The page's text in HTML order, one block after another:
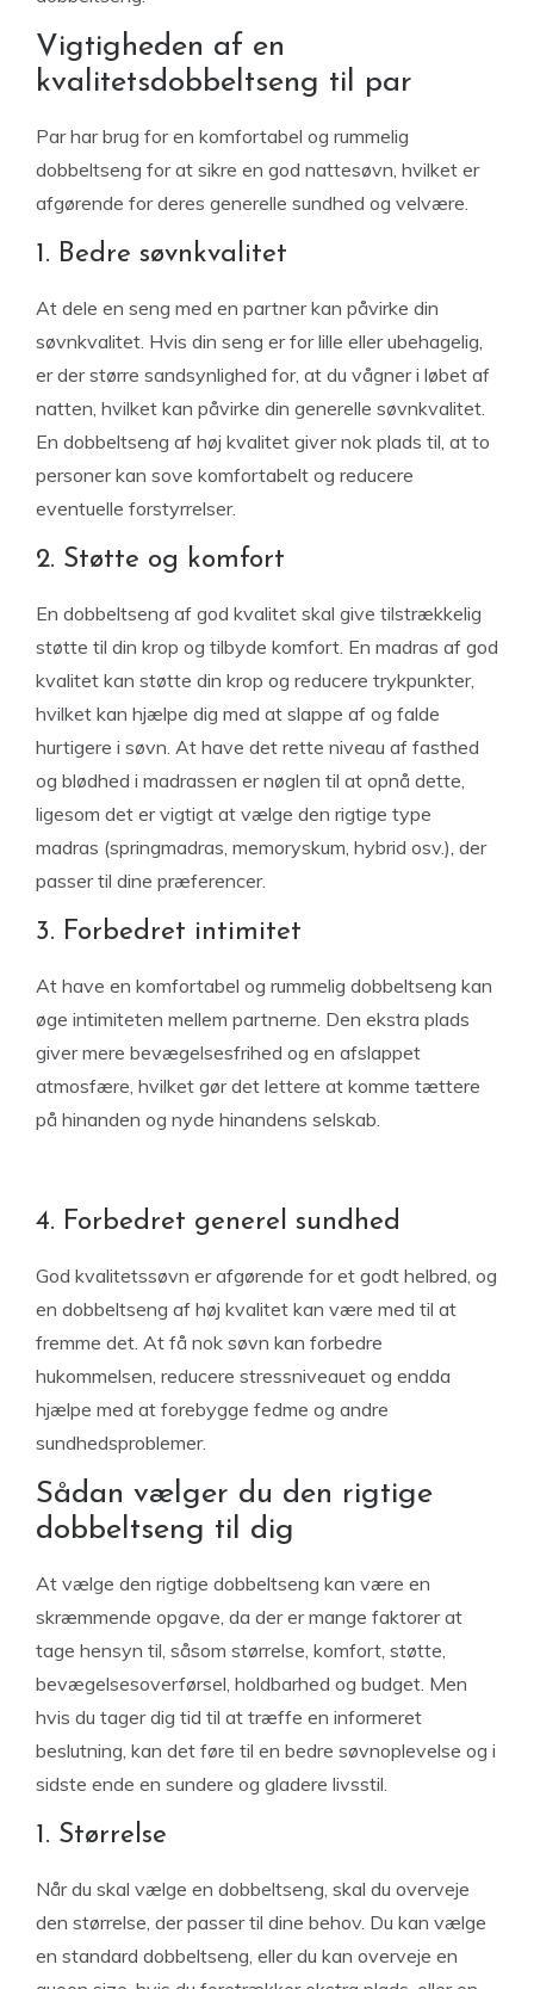
Vigtigheden af en
kvalitetsdobbeltseng til par
Par har brug for en komfortabel og rummelig
dobbeltseng for at sikre en god nattesøvn, hvilket er
afgørende for deres generelle sundhed og velvære.
1. Bedre søvnkvalitet
At dele en seng med en partner kan påvirke din
søvnkvalitet. Hvis din seng er for lille eller ubehagelig,
er der større sandsynlighed for, at du vågner i løbet af
natten, hvilket kan påvirke din generelle søvnkvalitet.
En dobbeltseng af høj kvalitet giver nok plads til, at to
personer kan sove komfortabelt og reducere
eventuelle forstyrrelser.
2. Støtte og komfort
En dobbeltseng af god kvalitet skal give tilstrækkelig
støtte til din krop og tilbyde komfort. En madras af god
kvalitet kan støtte din krop og reducere trykpunkter,
hvilket kan hjælpe dig med at slappe af og falde
hurtigere i søvn. At have det rette niveau af fasthed
og blødhed i madrassen er nøglen til at opnå dette,
ligesom det er vigtigt at vælge den rigtige type
madras (springmadras, memoryskum, hybrid osv.), der
passer til dine præferencer.
3. Forbedret intimitet
At have en komfortabel og rummelig dobbeltseng kan
øge intimiteten mellem partnerne. Den ekstra plads
giver mere bevægelsesfrihed og en afslappet
atmosfære, hvilket gør det lettere at komme tættere
på hinanden og nyde hinandens selskab.
4. Forbedret generel sundhed
God kvalitetssøvn er afgørende for et godt helbred, og
en dobbeltseng af høj kvalitet kan være med til at
fremme det. At få nok søvn kan forbedre
hukommelsen, reducere stressniveauet og endda
hjælpe med at forebygge fedme og andre
sundhedsproblemer.
Sådan vælger du den rigtige
dobbeltseng til dig
At vælge den rigtige dobbeltseng kan være en
skræmmende opgave, da der er mange faktorer at
tage hensyn til, såsom størrelse, komfort, støtte,
bevægelsesoverførsel, holdbarhed og budget. Men
hvis du tager dig tid til at træffe en informeret
beslutning, kan det føre til en bedre søvnoplevelse og i
sidste ende en sundere og gladere livsstil.
1. Størrelse
Når du skal vælge en dobbeltseng, skal du overveje
den størrelse, der passer til dine behov. Du kan vælge
en standard dobbeltseng, eller du kan overveje en